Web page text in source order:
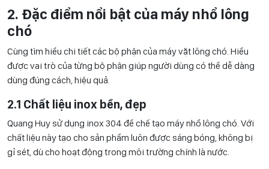
2. Đặc điểm nổi bật của máy nhổ lông
chó
Cùng tìm hiểu chi tiết các bộ phận của máy vặt lông chó. Hiểu
được vai trò của từng bộ phận giúp người dùng có thể dễ dàng
dùng đúng cách, hiệu quả.
2.1 Chất liệu inox bền, đẹp
Quang Huy sử dụng inox 304 để chế tạo máy nhổ lông chó. Với
chất liệu này tạo cho sản phẩm luôn được sáng bóng, không bị
gỉ sét, dù cho hoạt động trong môi trường chính là nước.